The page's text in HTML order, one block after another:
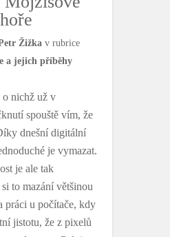
hoře
Žižka v rubrice
a jejich příběhy
o nichž už v
spouště vím, že
dnešní digitální
je vymazat.
je ale tak
to mazání většinou
práci u počítače, kdy
jistotu, že z pixelů